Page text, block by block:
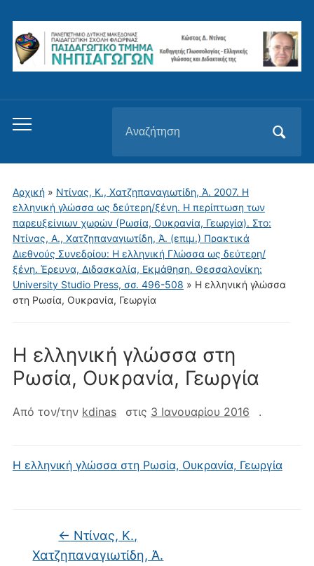
Εναλλαγή
μενού
για
κινητά
για:
Αρχική» Ντίνας, Κ., Χατζηπαναγιωτίδη, Ά. 2007. Η
ελληνική γλώσσα ως δεύτερη/ξένη. Η περίπτωση των
παρευξείνιων χωρών (Ρωσία, Ουκρανία, Γεωργία). Στο:
Ντίνας, Α., Χατζηπαναγιωτίδη, Ά. (επιμ.) Πρακτικά
Διεθνούς Συνεδρίου: Η ελληνική Γλώσσα ως δεύτερη/
ξένη. Έρευνα, Διδασκαλία, Εκμάθηση. Θεσσαλονίκη:
University Studio Press, σσ. 496-508 » Η ελληνική γλώσσα
στη Ρωσία, Ουκρανία, Γεωργία
Η ελληνική γλώσσα στη
Ρωσία, Ουκρανία, Γεωργία
Από τον/την kdinas στις 3 Ιανουαρίου 2016 .
Η ελληνική γλώσσα στη Ρωσία, Ουκρανία, Γεωργία
← Ντίνας, Κ.,
Χατζηπαναγιωτίδη, Ά.